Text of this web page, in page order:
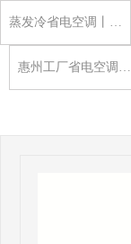
蒸发冷省电空调丨…
惠州工厂省电空调…